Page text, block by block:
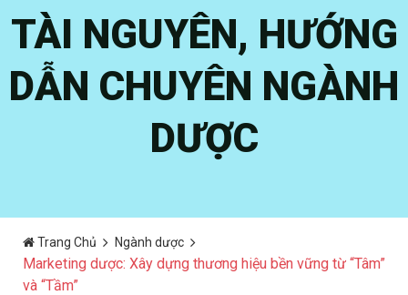
TÀI NGUYÊN, HƯỚNG
DẪN CHUYÊN NGÀNH
DƯỢC
Trang Chủ Ngành dược
Marketing dược: Xây dựng thương hiệu bền vững từ “Tâm”
và “Tầm”